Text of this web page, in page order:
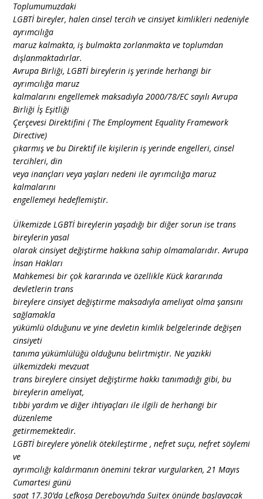
Toplumumuzdaki
LGBTİ bireyler, halen cinsel tercih ve cinsiyet kimlikleri nedeniyle
ayrımcılığa
maruz kalmakta, iş bulmakta zorlanmakta ve toplumdan
dışlanmaktadırlar.
Avrupa Birliği, LGBTİ bireylerin iş yerinde herhangi bir
ayrımcılığa maruz
kalmalarını engellemek maksadıyla 2000/78/EC sayılı Avrupa
Birliği İş Eşitliği
Çerçevesi Direktifini ( The Employment Equality Framework
Directive)
çıkarmış ve bu Direktif ile kişilerin iş yerinde engelleri, cinsel
tercihleri, din
veya inançları veya yaşları nedeni ile ayrımcılığa maruz
kalmalarını
engellemeyi hedeflemiştir.
Ülkemizde LGBTİ bireylerin yaşadığı bir diğer sorun ise trans
bireylerin yasal
olarak cinsiyet değiştirme hakkına sahip olmamalarıdır. Avrupa
İnsan Hakları
Mahkemesi bir çok kararında ve özellikle Kück kararında
devletlerin trans
bireylere cinsiyet değiştirme maksadıyla ameliyat olma şansını
sağlamakla
yükümlü olduğunu ve yine devletin kimlik belgelerinde değişen
cinsiyeti
tanıma yükümlülüğü olduğunu belirtmiştir. Ne yazıkki
ülkemizdeki mevzuat
trans bireylere cinsiyet değiştirme hakkı tanımadığı gibi, bu
bireylerin ameliyat,
tıbbi yardım ve diğer ihtiyaçları ile ilgili de herhangi bir
düzenleme
getirmemektedir.
LGBTİ bireylere yönelik ötekileştirme , nefret suçu, nefret söylemi
ve
ayrımcılığı kaldırmanın önemini tekrar vurgularken, 21 Mayıs
Cumartesi günü
saat 17.30’da Lefkoşa Dereboyu’nda Suitex önünde başlayacak